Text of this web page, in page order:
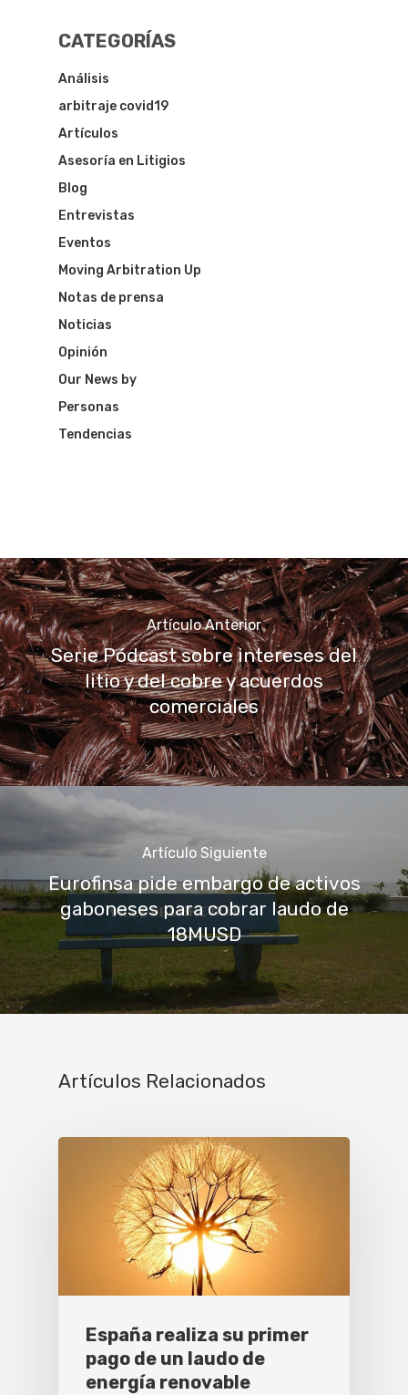
CATEGORÍAS
Análisis
arbitraje covid19
Artículos
Asesoría en Litigios
Blog
Entrevistas
Eventos
Moving Arbitration Up
Notas de prensa
Noticias
Opinión
Our News by
Personas
Tendencias
Artículo Anterior
Serie Pódcast sobre intereses del
litio y del cobre y acuerdos
comerciales
Artículo Siguiente
Eurofinsa pide embargo de activos
gaboneses para cobrar laudo de
18MUSD
Artículos Relacionados
España realiza su primer
pago de un laudo de
energía renovable